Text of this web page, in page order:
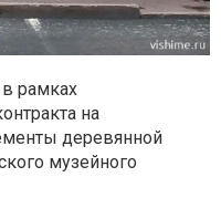
рамках
на
деревянной
музейного